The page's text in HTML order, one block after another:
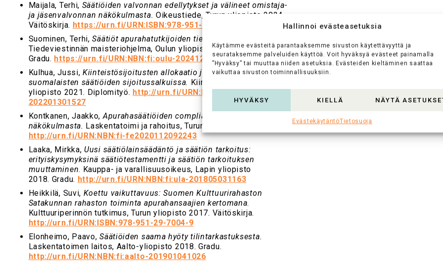
Hallinnoi evästeasetuksia
Käytämme evästeitä parantaaksemme sivuston käytettävyyttä ja
seurataksemme palveluiden käyttöä. Voit hyväksyä evästeet painamalla
”Hyväksy” tai muuttaa niiden asetuksia. Evästeiden kieltäminen saattaa
vaikuttaa sivuston toiminnallisuuksiin.
HYVÄKSY KIELLÄ NÄYTÄ
EvästekäytäntöTietosuoja
Maijala, Terhi, Säätiöiden valvonnan edellytykset ja välineet omistaja-
ja jäsenvalvonnan näkökulmasta. Oikeustiede, Turun yliopisto 2024.
Väitöskirja. https://urn.fi/URN:ISBN:978-951-29-9908-8
Suominen, Terhi,Säätiöt apurahatutkijoiden tiedeviestinnän tukena
Tiedeviestinnän maisteriohjelma, Oulun yliopisto 2024.
Gradu. https://urn.fi/URN:NBN:fi:oulu-202412137268
Kulhua, Jussi,Kiinteistösijoitusten allokaatio ja toteutus
suomalaisten säätiöiden sijoitussalkuissa. Kiinteistötalous, Aalto-
yliopisto 2021. Diplomityö. http://urn.fi/URN:NBN:fi:aalto-
202201301527
Kontkanen, Jaakko,Apurahasäätiöiden compliance eri sidosryhmien
näkökulmasta. Laskentatoimi ja rahoitus, Turun yliopisto 2020. Gradu.
http://urn.fi/URN:NBN:fi-fe2020112092243
Laaka, Mirkka, Uusi säätiölainsäädäntö ja säätiön tarkoitus:
erityiskysymyksinä säätiötestamentti ja säätiön tarkoituksen
muuttaminen. Kauppa- ja varallisuusoikeus, Lapin yliopisto
2018. Gradu. http://urn.fi/URN:NBN:fi:ula-201805031163
Heikkilä, Suvi, Koettu vaikuttavuus: Suomen Kulttuurirahaston
Satakunnan rahaston toiminta apurahansaajien kertomana.
Kulttuuriperinnön tutkimus, Turun yliopisto 2017. Väitöskirja.
http://urn.fi/URN:ISBN:978-951-29-7004-9
Elonheimo, Paavo,Säätiöiden saama hyöty tilintarkastuksesta.
Laskentatoimen laitos, Aalto-yliopisto 2018. Gradu.
http://urn.fi/URN:NBN:fi:aalto-201901041026